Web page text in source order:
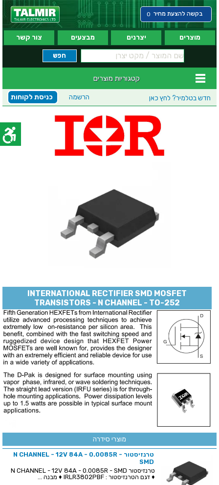
בקשה להצעת מחיר 0
מוצרים יצרנים מבצעים צור קשר
קטגוריות מוצרים
חדש בטלמיר? לחץ כאן כניסת לקוחות הרשמה
INTERNATIONAL RECTIFIER SMD MOSFET
TRANSISTORS - N CHANNEL - TO-252
מוצרי סידרה
טרנזיסטור N CHANNEL - 12V 84A - 0.0085R -
SMD
♦ דגם הטרנזיסטור : IRLR3802PBF ♦ מבנה ...